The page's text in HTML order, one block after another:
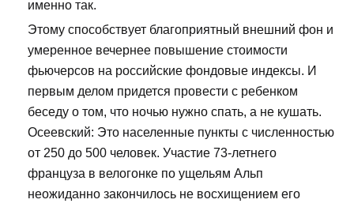
именно так.
Этому способствует благоприятный внешний фон и
умеренное вечернее повышение стоимости
фьючерсов на российские фондовые индексы. И
первым делом придется провести с ребенком
беседу о том, что ночью нужно спать, а не кушать.
Осеевский: Это населенные пункты с численностью
от 250 до 500 человек. Участие 73-летнего
француза в велогонке по ущельям Альп
неожиданно закончилось не восхищением его